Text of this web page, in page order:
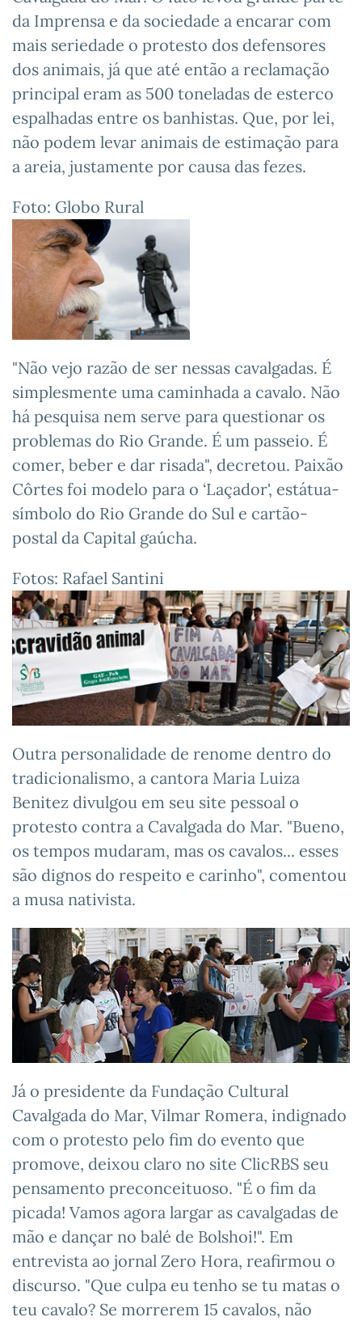
da Imprensa e da sociedade a encarar com
mais seriedade o protesto dos defensores
dos animais, já que até então a reclamação
principal eram as 500 toneladas de esterco
espalhadas entre os banhistas. Que, por lei,
não podem levar animais de estimação para
a areia, justamente por causa das fezes.
Foto: Globo Rural
"Não vejo razão de ser nessas cavalgadas. É
simplesmente uma caminhada a cavalo. Não
há pesquisa nem serve para questionar os
problemas do Rio Grande. É um passeio. É
comer, beber e dar risada", decretou. Paixão
Côrtes foi modelo para o ‘Laçador', estátua-
símbolo do Rio Grande do Sul e cartão-
postal da Capital gaúcha.
Fotos: Rafael Santini
Outra personalidade de renome dentro do
tradicionalismo, a cantora Maria Luiza
Benitez divulgou em seu site pessoal o
protesto contra a Cavalgada do Mar. "Bueno,
os tempos mudaram, mas os cavalos... esses
são dignos do respeito e carinho", comentou
a musa nativista.
Já o presidente da Fundação Cultural
Cavalgada do Mar, Vilmar Romera, indignado
com o protesto pelo fim do evento que
promove, deixou claro no site ClicRBS seu
pensamento preconceituoso. "É o fim da
picada! Vamos agora largar as cavalgadas de
mão e dançar no balé de Bolshoi!". Em
entrevista ao jornal Zero Hora, reafirmou o
discurso. "Que culpa eu tenho se tu matas o
teu cavalo? Se morrerem 15 cavalos, não